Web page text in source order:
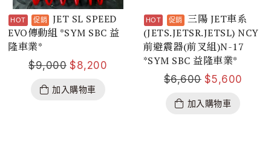
JET SL SPEED
EVO傳動組 *SYM SBC 益
隆車業*
$9,000 $8,200
加入購物車
三陽 JET車系
(JETS.JETSR.JETSL) NCY
前避震器(前叉組)N-17
*SYM SBC 益隆車業*
$6,600 $5,600
加入購物車